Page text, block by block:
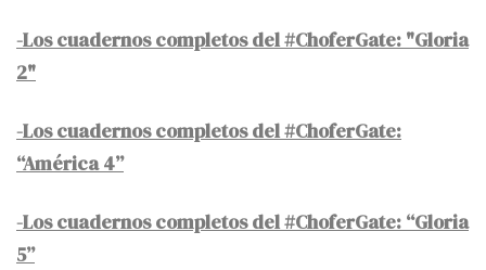
-Los cuadernos completos del #ChoferGate: "Gloria
2"
-Los cuadernos completos del #ChoferGate:
“América 4”
-Los cuadernos completos del #ChoferGate: “Gloria
5”